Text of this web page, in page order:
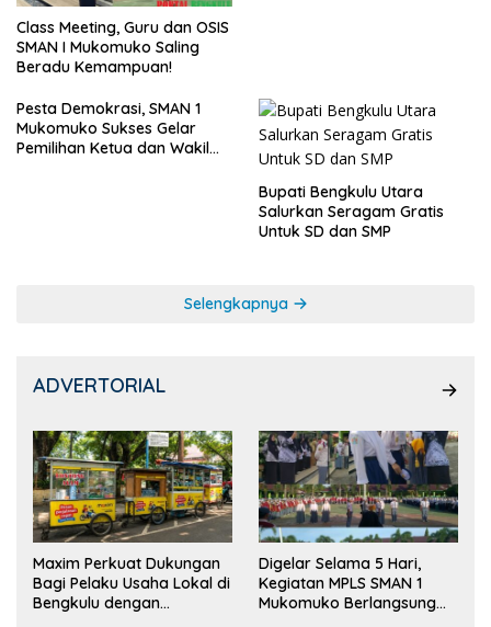
Class Meeting, Guru dan OSIS
SMAN I Mukomuko Saling
Beradu Kemampuan!
Pesta Demokrasi, SMAN 1
Mukomuko Sukses Gelar
Pemilihan Ketua dan Wakil
Bupati Bengkulu Utara
Salurkan Seragam Gratis
Untuk SD dan SMP
Selengkapnya
ADVERTORIAL
Maxim Perkuat Dukungan
Bagi Pelaku Usaha Lokal di
Bengkulu dengan
Digelar Selama 5 Hari,
Kegiatan MPLS SMAN 1
Mukomuko Berlangsung